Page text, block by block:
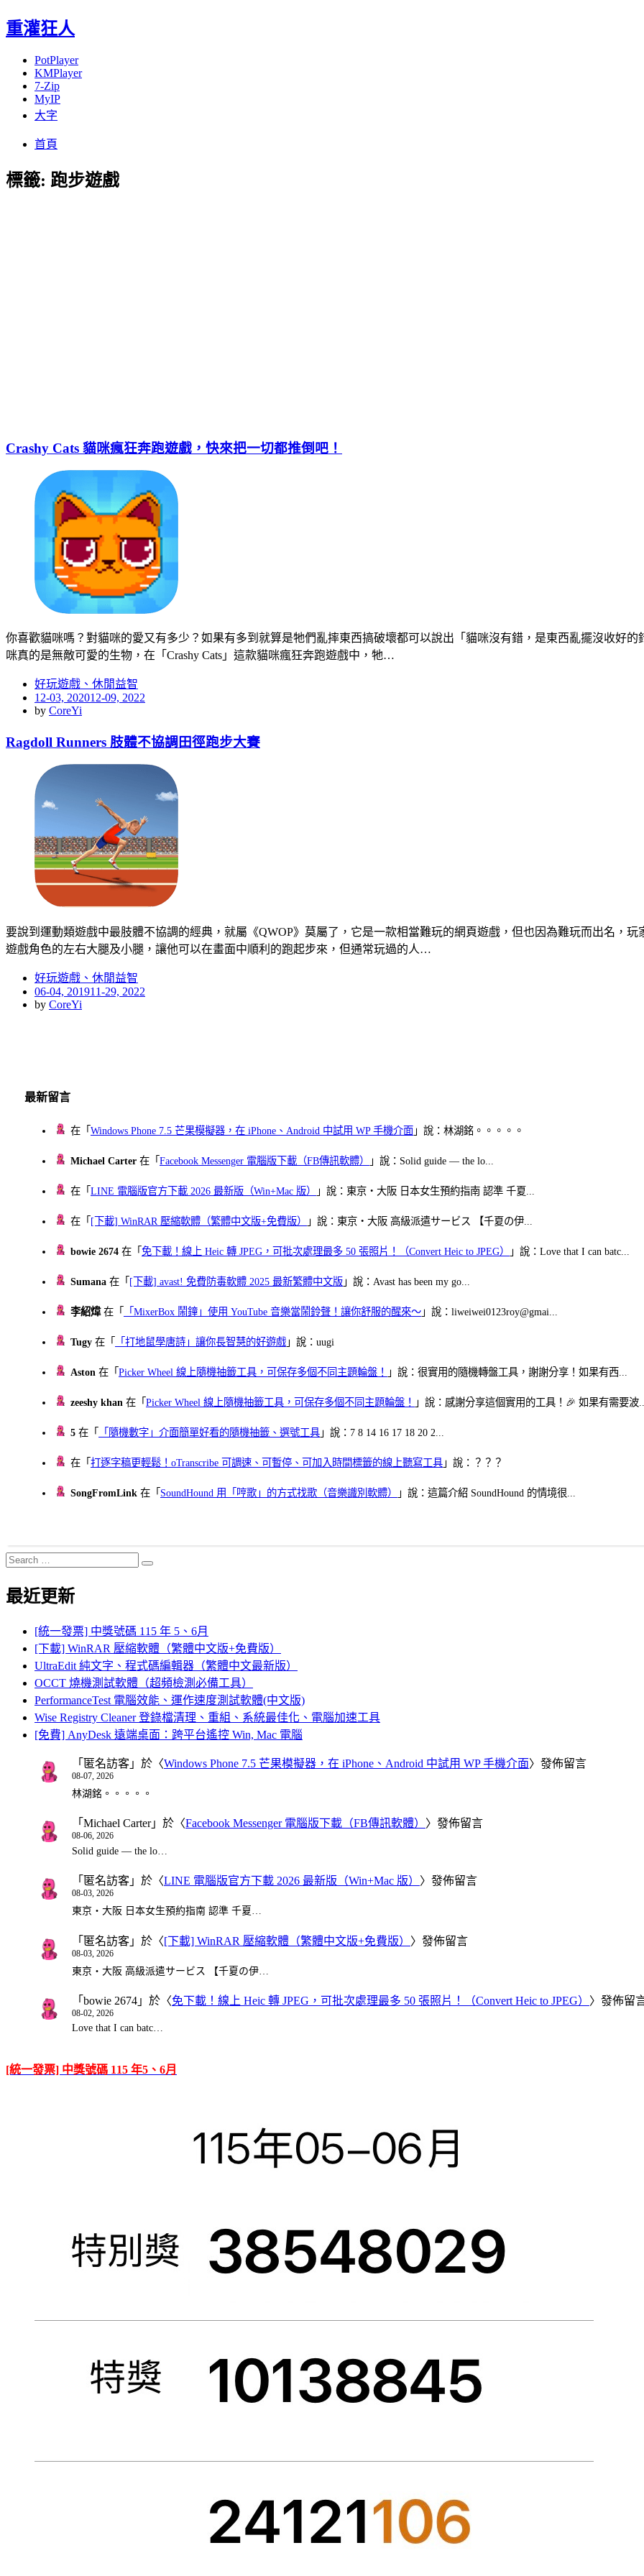
重灌狂人
PotPlayer
KMPlayer
7-Zip
MyIP
大字
首頁
標籤: 跑步遊戲
Crashy Cats 貓咪瘋狂奔跑遊戲，快來把一切都推倒吧！
你喜歡貓咪嗎？對貓咪的愛又有多少？如果有多到就算是牠們亂摔東西搞破壞都可以說出「貓咪沒有錯，是東西亂擺沒收好
咪真的是無敵可愛的生物，在「Crashy Cats」這款貓咪瘋狂奔跑遊戲中，牠…
好玩遊戲、休閒益智
Posted
on
12-03, 202012-09, 2022
by CoreYi
Ragdoll Runners 肢體不協調田徑跑步大賽
要說到運動類遊戲中最肢體不協調的經典，就屬《QWOP》莫屬了，它是一款相當難玩的網頁遊戲，但也因為難玩而出名，
遊戲角色的左右大腿及小腿，讓他可以在畫面中順利的跑起步來，但通常玩過的人…
好玩遊戲、休閒益智
Posted
on
06-04, 201911-29, 2022
by CoreYi
最新留言
在「Windows Phone 7.5 芒果模擬器，在 iPhone、Android 中試用 WP 手機介面 」說：林湖銘。。。。。
Michael Carter 在「Facebook Messenger 電腦版下載（FB傳訊軟體） 」說：Solid guide — the lo...
在「LINE 電腦版官方下載 2026 最新版（Win+Mac 版） 」說：東京・大阪 日本女生預約指南 認準 千夏...
在「 [下載] WinRAR 壓縮軟體（繁體中文版+免費版） 」說：東京・大阪 高級派遣サービス 【千夏の伊...
bowie 2674 在「免下載！線上 Heic 轉 JPEG，可批次處理最多 50 張照片！（Convert Heic to JPEG） 」說：Love that I can batc...
Sumana 在「 [下載] avast! 免費防毒軟體 2025 最新繁體中文版 」說：Avast has been my go...
李紹煒在「 「MixerBox 鬧鐘」使用 YouTube 音樂當鬧鈴聲！讓你舒服的醒來～ 」說：liweiwei0123roy@gmai...
Tugy 在「 「打地鼠學唐詩」讓你長智慧的好遊戲 」說：uugi
Aston 在「Picker Wheel 線上隨機抽籤工具，可保存多個不同主題輪盤！ 」說：很實用的隨機轉盤工具，謝謝分享！如果有西...
zeeshy khan 在「Picker Wheel 線上隨機抽籤工具，可保存多個不同主題輪盤！ 」說：感謝分享這個實用的工具！🎉 如果有需要波
5 在「 「隨機數字」介面簡單好看的隨機抽籤、選號工具 」說：7 8 14 16 17 18 20 2...
在「打逐字稿更輕鬆！oTranscribe 可調速、可暫停、可加入時間標籤的線上聽寫工具 」說：？？？
SongFromLink 在「 SoundHound 用「哼歌」的方式找歌（音樂識別軟體） 」說：這篇介紹 SoundHound 的情境很...
Search
for:
Search
最近更新
[統一發票] 中獎號碼 115 年 5、6月
[下載] WinRAR 壓縮軟體（繁體中文版+免費版）
UltraEdit 純文字、程式碼編輯器（繁體中文最新版）
OCCT 燒機測試軟體（超頻檢測必備工具）
PerformanceTest 電腦效能、運作速度測試軟體(中文版)
Wise Registry Cleaner 登錄檔清理、重組、系統最佳化、電腦加速工具
[免費] AnyDesk 遠端桌面：跨平台遙控 Win, Mac 電腦
「 匿名訪客 」於〈Windows Phone 7.5 芒果模擬器，在 iPhone、Android 中試用 WP 手機介面〉發佈留言
08-07, 2026
林湖銘。。。。。
「 Michael Carter」於〈Facebook Messenger 電腦版下載（FB傳訊軟體） 〉發佈留言
08-06, 2026
Solid guide — the lo…
「 匿名訪客 」於〈LINE 電腦版官方下載 2026 最新版（Win+Mac 版） 〉發佈留言
08-03, 2026
東京・大阪 日本女生預約指南 認準 千夏…
「 匿名訪客 」於〈[下載] WinRAR 壓縮軟體（繁體中文版+免費版） 〉發佈留言
08-03, 2026
東京・大阪 高級派遣サービス 【千夏の伊…
「 bowie 2674 」於〈免下載！線上 Heic 轉 JPEG，可批次處理最多 50 張照片！（Convert Heic to JPEG） 〉發佈留
08-02, 2026
Love that I can batc…
[統一發票] 中獎號碼 115 年5、6月